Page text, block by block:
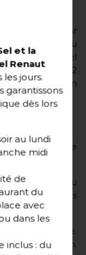
liquide, 50 gr
de cèpes (ou
de Paris), sel
eau PM, 2
ml de bouillon
100gr de purée
avec de l’eau
liquide et très
sur la purée.
bout de 12h,
et la
Renaut
les jours.
garantissons
dès lors
au lundi
midi
de
du
avec
dans les
inclus : du